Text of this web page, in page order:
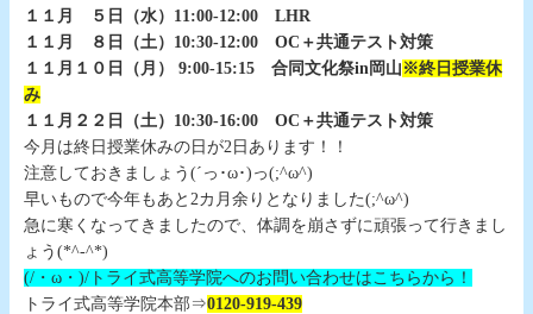
１１月 ５日（水）11:00-12:00 LHR
１１月 ８日（土）10:30-12:00 OC＋共通テスト対策
１１月１０日（月） 9:00-15:15 合同文化祭in岡山 ※終日授業休
み
１１月２２日（土）10:30-16:00 OC＋共通テスト対策
今月は終日授業休みの日が2日あります！！
注意しておきましょう(´っ･ω･)っ(;^ω^)
早いもので今年もあと2カ月余りとなりました(;^ω^)
急に寒くなってきましたので、体調を崩さずに頑張って行きまし
ょう(*^-^*)
(/・ω・)/トライ式高等学院へのお問い合わせはこちらから！
トライ式高等学院本部⇒0120-919-439